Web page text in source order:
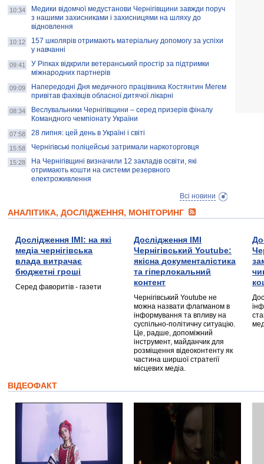
10:34
Медики відомчої медустанови Чернігівщини завжди поруч
з нашими захисниками і захисницями на шляху до
відновлення
10:12
157 школярів отримають матеріальну допомогу за успіхи
у навчанні
09:41
У Ріпках відкрили ветеранський простір за підтримки
міжнародних партнерів
09:09
Напередодні Дня медичного працівника Костянтин Мегем
привітав фахівців обласної дитячої лікарні
08:34
Веслувальники Чернігівщини – серед призерів фіналу
Командного чемпіонату України
07:58 28 липня: цей день в Україні і світі
15:58 Чернігівські поліцейські затримали наркоторговця
15:28
На Чернігівщині визначили 12 закладів освіти, які
отримають кошти на системи резервного
електроживлення
Всі новини
АНАЛІТИКА, ДОСЛІДЖЕННЯ, МОНІТОРИНГ
Дослідження ІМІ: на які
медіа чернігівська
влада витрачає
бюджетні гроші
Серед фаворитів - газети
Дослідження ІМІ
Чернігівський Youtube:
якісна документалістика
та гіперлокальний
контент
Чернігівський Youtube не
можна назвати флагманом в
інформування та впливу на
суспільно-політичну ситуацію.
Це, радше, допоміжний
інструмент, майданчик для
розміщення відеоконтенту як
частина ширшої стратегії
місцевих медіа.
ВІДЕОФАКТ